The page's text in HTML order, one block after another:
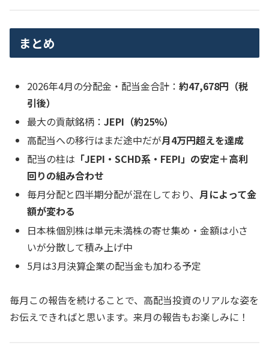
まとめ
2026年4月の分配金・配当金合計：約47,678円（税
引後）
最大の貢献銘柄：JEPI（約25%）
高配当への移行はまだ途中だが月4万円超えを達成
配当の柱は 「JEPI・SCHD系・FEPI」の安定＋高利
回りの組み合わせ
毎月分配と四半期分配が混在しており、月によって金
額が変わる
日本株個別株は単元未満株の寄せ集め・金額は小さ
いが分散して積み上げ中
5月は3月決算企業の配当金も加わる予定
毎月この報告を続けることで、高配当投資のリアルな姿を
お伝えできればと思います。来月の報告もお楽しみに！